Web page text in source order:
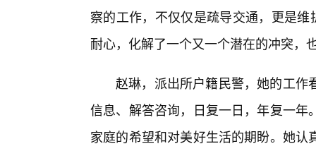
察的工作，不仅仅是疏导交通，更是
耐心，化解了一个又一个潜在的冲突，
赵琳，派出所户籍民警，她的工
信息、解答咨询，日复一日，年复一
家庭的希望和对美好生活的期盼。她